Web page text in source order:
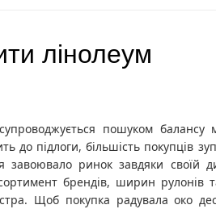
лінолеум
пошуком балансу
до підлоги, більшість покупців
ринок завдяки своїй
брендів, ширин рулонів
Щоб покупка радувала око